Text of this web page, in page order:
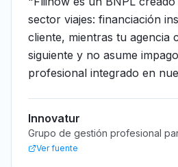
sector viajes: financiación
cliente, mientras tu agencia
siguiente y no asume
profesional integrado en
Innovatur
Grupo de gestión profesional
Ver fuente